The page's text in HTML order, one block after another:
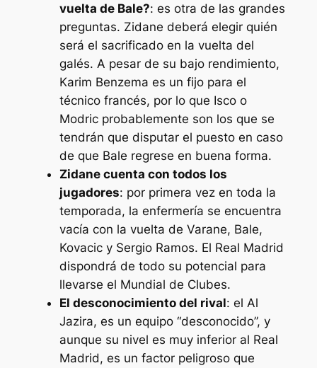
vuelta de Bale?: es otra de las grandes
preguntas. Zidane deberá elegir quién
será el sacrificado en la vuelta del
galés. A pesar de su bajo rendimiento,
Karim Benzema es un fijo para el
técnico francés, por lo que Isco o
Modric probablemente son los que se
tendrán que disputar el puesto en caso
de que Bale regrese en buena forma.
Zidane cuenta con todos los
jugadores: por primera vez en toda la
temporada, la enfermería se encuentra
vacía con la vuelta de Varane, Bale,
Kovacic y Sergio Ramos. El Real Madrid
dispondrá de todo su potencial para
llevarse el Mundial de Clubes.
El desconocimiento del rival: el Al
Jazira, es un equipo “desconocido”, y
aunque su nivel es muy inferior al Real
Madrid, es un factor peligroso que